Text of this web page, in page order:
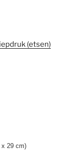
(etsen)
29 cm)